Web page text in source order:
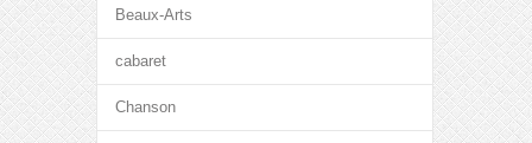
Beaux-Arts
cabaret
Chanson